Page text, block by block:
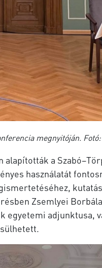
megnyitóján.
alapították a
használatát
Zsemlyei
egyetemi adjunktusa,